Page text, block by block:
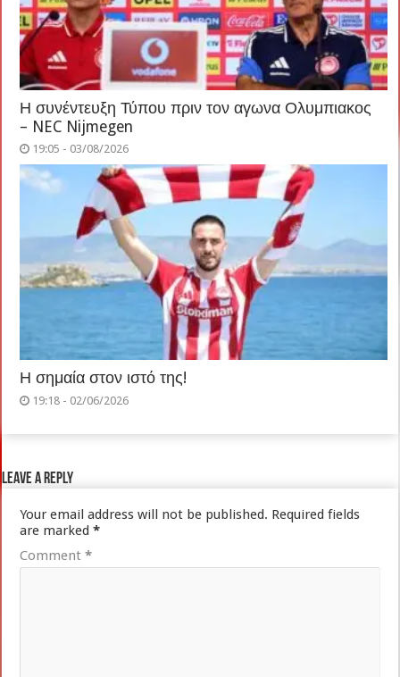
Η συνέντευξη Τύπου πριν τον αγωνα Ολυμπιακος
– NEC Nijmegen
19:05 - 03/08/2026
Η σημαία στον ιστό της!
19:18 - 02/06/2026
Leave a Reply
Your email address will not be published. Required fields
are marked*
Comment*